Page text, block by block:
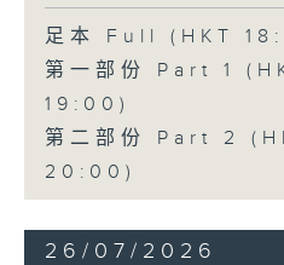
足本 Full (HKT
第一部份 Part 1
19:00)
第二部份 Part 2
20:00)
26/07/2026